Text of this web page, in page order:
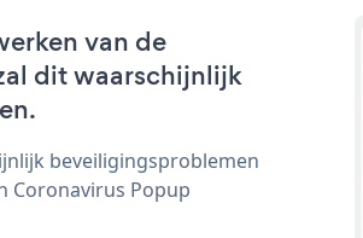
van de
dit waarschijnlijk
beveiligingsproblemen
Coronavirus Popup